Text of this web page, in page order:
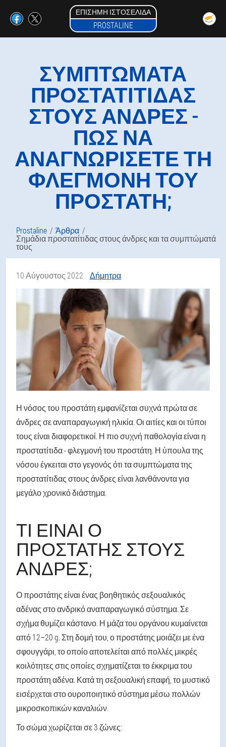
ΕΠΊΣΗΜΗ ΙΣΤΟΣΕΛΊΔΑ
PROSTALINE
ΣΥΜΠΤΏΜΑΤΑ
ΠΡΟΣΤΑΤΊΤΙΔΑΣ
ΣΤΟΥΣ ΆΝΔΡΕΣ -
ΠΏΣ ΝΑ
ΑΝΑΓΝΩΡΊΣΕΤΕ ΤΗ
ΦΛΕΓΜΟΝΉ ΤΟΥ
ΠΡΟΣΤΆΤΗ;
Prostaline Άρθρα
Σημάδια προστατίτιδας στους άνδρες και τα συμπτώματά
τους
10 Αύγουστος 2022 Δήμητρα
Η νόσος του προστάτη εμφανίζεται συχνά πρώτα σε
άνδρες σε αναπαραγωγική ηλικία. Οι αιτίες και οι τύποι
τους είναι διαφορετικοί. Η πιο συχνή παθολογία είναι η
προστατίτιδα - φλεγμονή του προστάτη. Η ύπουλα της
νόσου έγκειται στο γεγονός ότι τα συμπτώματα της
προστατίτιδας στους άνδρες είναι λανθάνοντα για
μεγάλο χρονικό διάστημα.
ΤΙ ΕΊΝΑΙ Ο
ΠΡΟΣΤΆΤΗΣ ΣΤΟΥΣ
ΆΝΔΡΕΣ;
Ο προστάτης είναι ένας βοηθητικός σεξουαλικός
αδένας στο ανδρικό αναπαραγωγικό σύστημα. Σε
σχήμα θυμίζει κάστανο. Η μάζα του οργάνου κυμαίνεται
από 12–20 g. Στη δομή του, ο προστάτης μοιάζει με ένα
σφουγγάρι, το οποίο αποτελείται από πολλές μικρές
κοιλότητες στις οποίες σχηματίζεται το έκκριμα του
προστάτη αδένα. Κατά τη σεξουαλική επαφή, το μυστικό
εισέρχεται στο ουροποιητικό σύστημα μέσω πολλών
μικροσκοπικών καναλιών.
Το σώμα χωρίζεται σε 3 ζώνες: